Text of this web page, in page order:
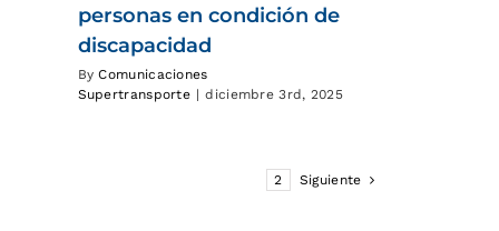
personas en condición de
discapacidad
ByComunicaciones
Supertransporte | diciembre 3rd, 2025
2 Siguiente